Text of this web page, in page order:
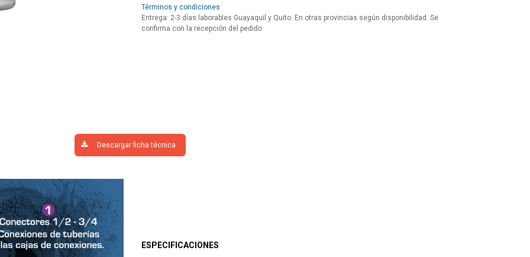
Términos y condiciones
Entrega: 2-3 días laborables Guayaquil y Quito. En otras provincias según disponibilidad. Se
confirma con la recepción del pedido
Descargar ficha técnica
ESPECIFICACIONES